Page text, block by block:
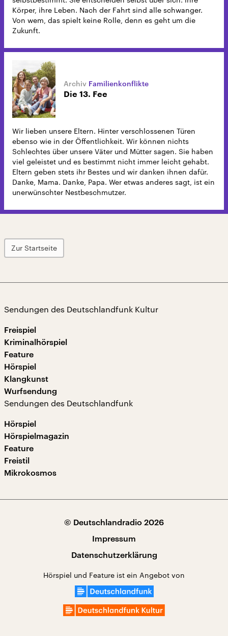
Körper, ihre Leben. Nach der Fahrt sind alle schwanger.
Von wem, das spielt keine Rolle, denn es geht um die
Zukunft.
Familienkonflikte
Die 13. Fee
Wir lieben unsere Eltern. Hinter verschlossenen Türen
ebenso wie in der Öffentlichkeit. Wir können nichts
Schlechtes über unsere Väter und Mütter sagen. Sie haben
viel geleistet und es bestimmt nicht immer leicht gehabt.
Eltern geben stets ihr Bestes und wir danken ihnen dafür.
Danke, Mama. Danke, Papa. Wer etwas anderes sagt, ist ein
unerwünschter Nestbeschmutzer.
Zur Startseite
Sendungen des Deutschlandfunk Kultur
Freispiel
Kriminalhörspiel
Feature
Hörspiel
Klangkunst
Wurfsendung
Sendungen des Deutschlandfunk
Hörspiel
Hörspielmagazin
Feature
Freistil
Mikrokosmos
© Deutschlandradio 2026
Impressum
Datenschutzerklärung
Hörspiel und Feature ist ein Angebot von